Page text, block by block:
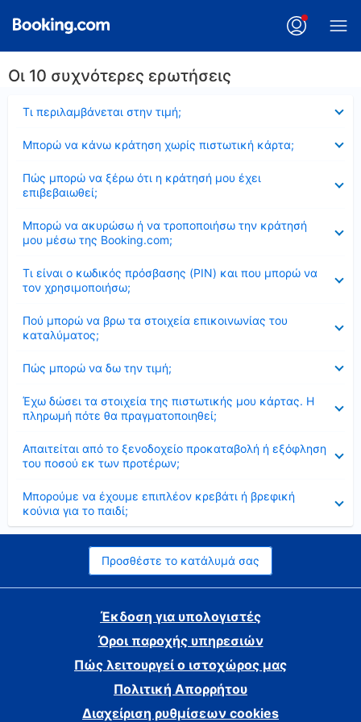
Οι 10 συχνότερες ερωτήσεις
Τι περιλαμβάνεται στην τιμή;
Μπορώ να κάνω κράτηση χωρίς πιστωτική κάρτα;
Πώς μπορώ να ξέρω ότι η κράτησή μου έχει
επιβεβαιωθεί;
Μπορώ να ακυρώσω ή να τροποποιήσω την κράτησή
μου μέσω της Booking.com;
Τι είναι ο κωδικός πρόσβασης (PIN) και που μπορώ να
τον χρησιμοποιήσω;
Πού μπορώ να βρω τα στοιχεία επικοινωνίας του
καταλύματος;
Πώς μπορώ να δω την τιμή;
Έχω δώσει τα στοιχεία της πιστωτικής μου κάρτας. Η
πληρωμή πότε θα πραγματοποιηθεί;
Απαιτείται από το ξενοδοχείο προκαταβολή ή εξόφληση
του ποσού εκ των προτέρων;
Μπορούμε να έχουμε επιπλέον κρεβάτι ή βρεφική
κούνια για το παιδί;
Προσθέστε το κατάλυμά σας
Έκδοση για υπολογιστές
Όροι παροχής υπηρεσιών
Πώς λειτουργεί ο ιστοχώρος μας
Πολιτική Απορρήτου
Διαχείριση ρυθμίσεων cookies